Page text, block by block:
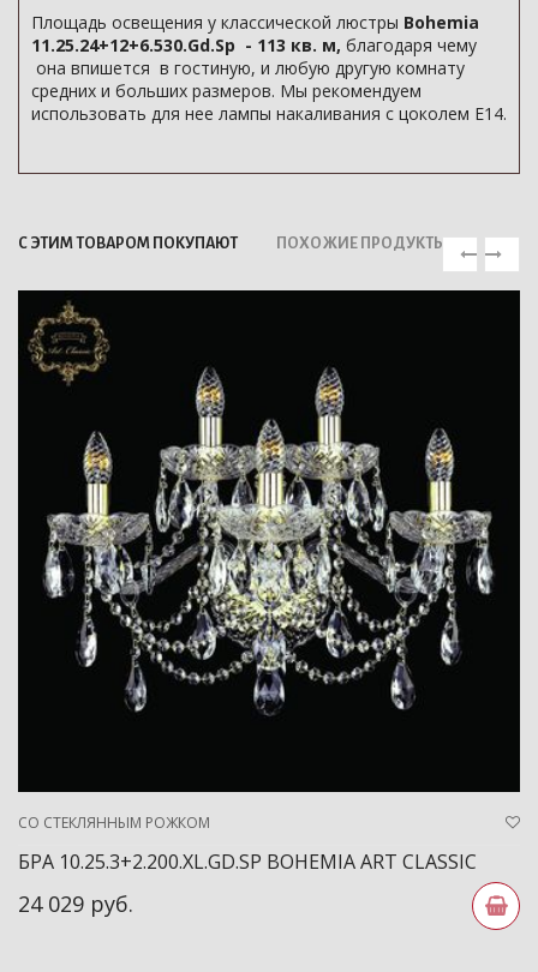
Площадь освещения у классической люстры Bohemia
11.25.24+12+6.530.Gd.Sp - 113 кв. м, благодаря чему
она впишется в гостиную, и любую другую комнату
средних и больших размеров. Мы рекомендуем
использовать для нее лампы накаливания с цоколем E14.
С ЭТИМ ТОВАРОМ ПОКУПАЮТ ПОХОЖИЕ ПРОДУКТЫ
СО СТЕКЛЯННЫМ РОЖКОМ
БРА 10.25.3+2.200.XL.GD.SP BOHEMIA ART CLASSIC
24 029 руб.